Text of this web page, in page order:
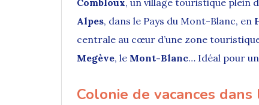
Alpes, dans le Pays du Mont-Blanc, en
centrale au cœur d’une zone
Megève, le Mont-Blanc… Idéal pour
Colonie de vacances